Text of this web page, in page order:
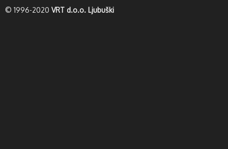
© 1996-2020 VRT d.o.o. Ljubuški